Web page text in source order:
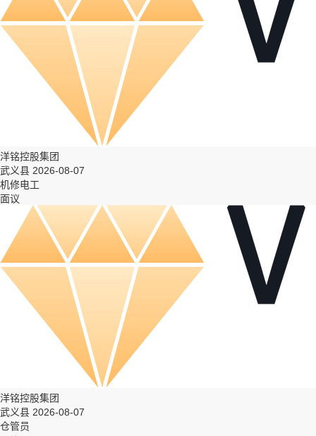
洋铭控股集团
武义县 2026-08-07
机修电工
面议
洋铭控股集团
武义县 2026-08-07
仓管员